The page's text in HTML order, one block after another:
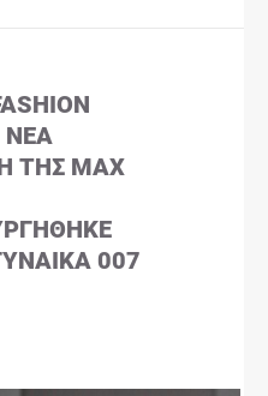
ΝΈΑ
ΤΗΣ MAX
007